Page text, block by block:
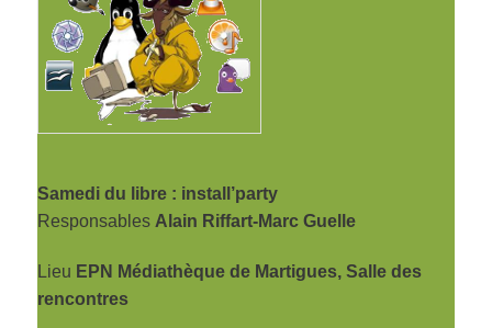
Samedi du libre : install’party
Responsables Alain Riffart-Marc Guelle
Lieu EPN Médiathèque de Martigues, Salle des
rencontres